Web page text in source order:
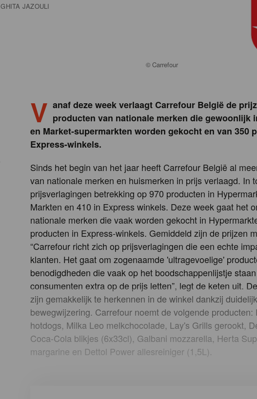
GHITA JAZOULI
©Carrefour
V anaf deze week verlaagt Carrefour België de
producten van nationale merken die gewoonlijk
en Market-supermarkten worden gekocht en van 350
Express-winkels.
Sinds het begin van het jaar heeft Carrefour België al
van nationale merken en huismerken in prijs verlaagd. In
prijsverlagingen betrekking op 970 producten in
Markten en 410 in Express winkels. Deze week gaat het
nationale merken die vaak worden gekocht in
producten in Express-winkels. Gemiddeld zijn de prijzen
“Carrefour richt zich op prijsverlagingen die een echte
klanten. Het gaat om zogenaamde 'ultragevoelige'
benodigdheden die vaak op het boodschappenlijstje
consumenten extra op de prijs letten”, legt de keten uit.
zijn gemakkelijk te herkennen in de winkel dankzij
bewegwijzering. Carrefour noemt de volgende
hotdogs, Milka Leo melkchocolade, Lay's Grills gerookt,
Coca-Cola blikjes (6x33cl), Galbani mozzarella, Herta
margarine en Dettol Power allesreiniger (1,5L).